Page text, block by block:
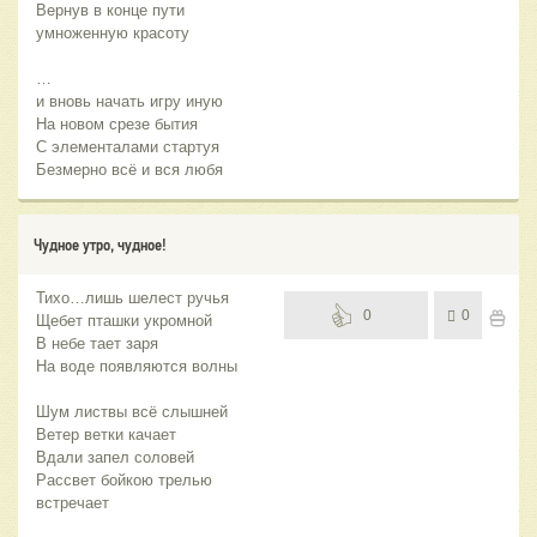
Вернув в конце пути
умноженную красоту
…
и вновь начать игру иную
На новом срезе бытия
С элементалами стартуя
Безмерно всё и вся любя
Чудное утро, чудное!
Тихо…лишь шелест ручья
Щебет пташки укромной
В небе тает заря
На воде появляются волны
Шум листвы всё слышней
Ветер ветки качает
Вдали запел соловей
Рассвет бойкою трелью
встречает
0 0